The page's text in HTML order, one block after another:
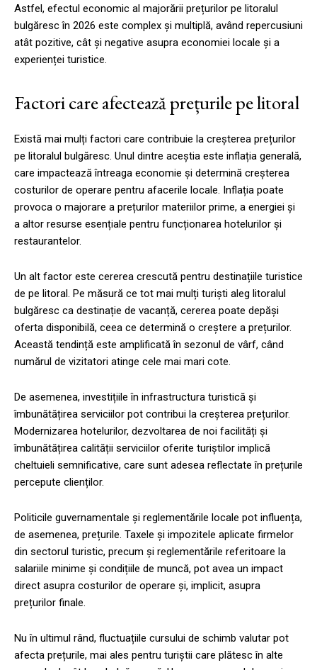
Astfel, efectul economic al majorării prețurilor pe litoralul
bulgăresc în 2026 este complex și multiplă, având repercusiuni
atât pozitive, cât și negative asupra economiei locale și a
experienței turistice.
Factori care afectează prețurile pe litoral
Există mai mulți factori care contribuie la creșterea prețurilor
pe litoralul bulgăresc. Unul dintre aceștia este inflația generală,
care impactează întreaga economie și determină creșterea
costurilor de operare pentru afacerile locale. Inflația poate
provoca o majorare a prețurilor materiilor prime, a energiei și
a altor resurse esențiale pentru funcționarea hotelurilor și
restaurantelor.
Un alt factor este cererea crescută pentru destinațiile turistice
de pe litoral. Pe măsură ce tot mai mulți turiști aleg litoralul
bulgăresc ca destinație de vacanță, cererea poate depăși
oferta disponibilă, ceea ce determină o creștere a prețurilor.
Această tendință este amplificată în sezonul de vârf, când
numărul de vizitatori atinge cele mai mari cote.
De asemenea, investițiile în infrastructura turistică și
îmbunătățirea serviciilor pot contribui la creșterea prețurilor.
Modernizarea hotelurilor, dezvoltarea de noi facilități și
îmbunătățirea calității serviciilor oferite turiștilor implică
cheltuieli semnificative, care sunt adesea reflectate în prețurile
percepute clienților.
Politicile guvernamentale și reglementările locale pot influența,
de asemenea, prețurile. Taxele și impozitele aplicate firmelor
din sectorul turistic, precum și reglementările referitoare la
salariile minime și condițiile de muncă, pot avea un impact
direct asupra costurilor de operare și, implicit, asupra
prețurilor finale.
Nu în ultimul rând, fluctuațiile cursului de schimb valutar pot
afecta prețurile, mai ales pentru turiștii care plătesc în alte